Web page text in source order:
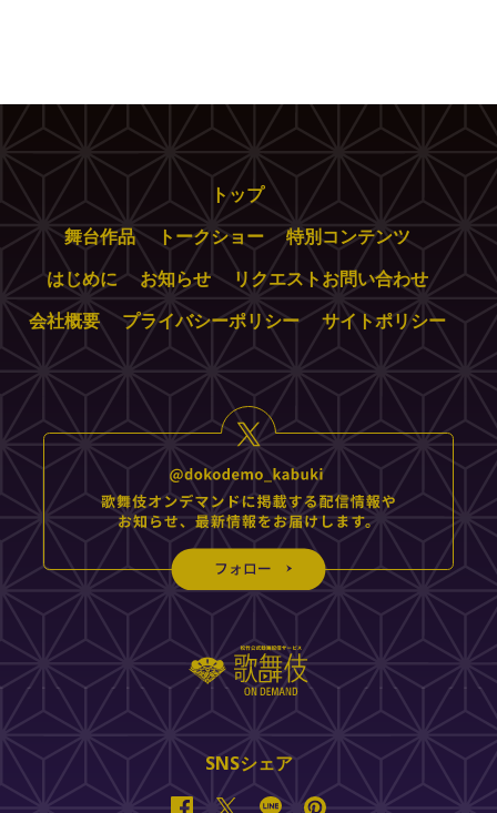
トップ
舞台作品
トークショー
特別コンテンツ
はじめに
お知らせ
リクエストお問い合わせ
会社概要
プライバシーポリシー サイトポリシー
SNSシェア
FacebookTwitterLine